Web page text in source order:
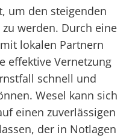
um den steigenden
werden. Durch eine
lokalen Partnern
effektive Vernetzung
schnell und
Wesel kann sich
einen zuverlässigen
der in Notlagen